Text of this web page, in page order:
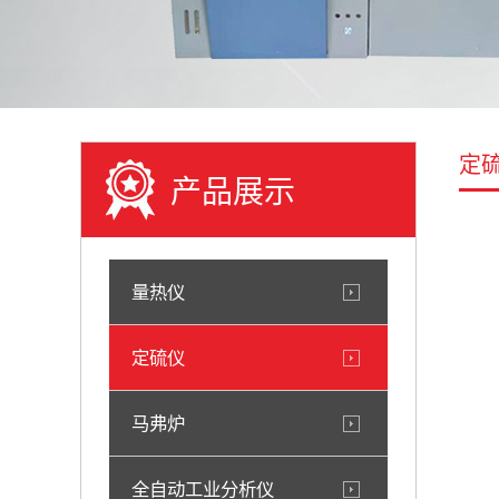
产品展示
量热仪
定硫仪
马弗炉
全自动工业分析仪
定